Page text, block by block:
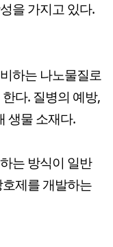
을 가지고 있다.
하는 나노물질로
다. 질병의 예방,
생물 소재다.
는 방식이 일반
제를 개발하는